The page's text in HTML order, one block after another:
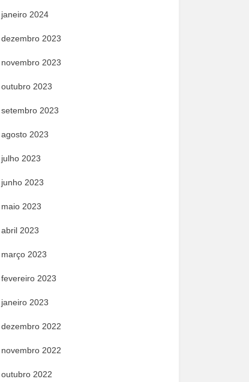
janeiro 2024
dezembro 2023
novembro 2023
outubro 2023
setembro 2023
agosto 2023
julho 2023
junho 2023
maio 2023
abril 2023
março 2023
fevereiro 2023
janeiro 2023
dezembro 2022
novembro 2022
outubro 2022